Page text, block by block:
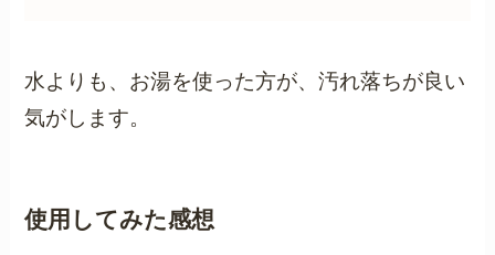
水よりも、お湯を使った方が、汚れ落ちが良い
気がします。
使用してみた感想